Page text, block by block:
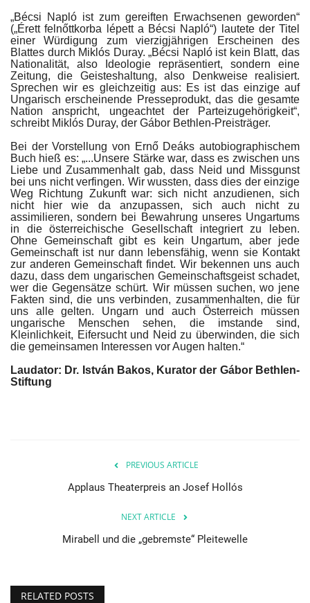
„Bécsi Napló ist zum gereiften Erwachsenen geworden“
(„Érett felnőttkorba lépett a Bécsi Napló“) lautete der Titel
einer Würdigung zum vierzigjährigen Erscheinen des
Blattes durch Miklós Duray. „Bécsi Napló ist kein Blatt, das
Nationalität, also Ideologie repräsentiert, sondern eine
Zeitung, die Geisteshaltung, also Denkweise realisiert.
Sprechen wir es gleichzeitig aus: Es ist das einzige auf
Ungarisch erscheinende Presseprodukt, das die gesamte
Nation anspricht, ungeachtet der Parteizugehörigkeit“,
schreibt Miklós Duray, der Gábor Bethlen-Preisträger.
Bei der Vorstellung von Ernő Deáks autobiographischem
Buch hieß es: „...Unsere Stärke war, dass es zwischen uns
Liebe und Zusammenhalt gab, dass Neid und Missgunst
bei uns nicht verfingen. Wir wussten, dass dies der einzige
Weg Richtung Zukunft war: sich nicht anzudienen, sich
nicht hier wie da anzupassen, sich auch nicht zu
assimilieren, sondern bei Bewahrung unseres Ungartums
in die österreichische Gesellschaft integriert zu leben.
Ohne Gemeinschaft gibt es kein Ungartum, aber jede
Gemeinschaft ist nur dann lebensfähig, wenn sie Kontakt
zur anderen Gemeinschaft findet. Wir bekennen uns auch
dazu, dass dem ungarischen Gemeinschaftsgeist schadet,
wer die Gegensätze schürt. Wir müssen suchen, wo jene
Fakten sind, die uns verbinden, zusammenhalten, die für
uns alle gelten. Ungarn und auch Österreich müssen
ungarische Menschen sehen, die imstande sind,
Kleinlichkeit, Eifersucht und Neid zu überwinden, die sich
die gemeinsamen Interessen vor Augen halten.“
Laudator: Dr. István Bakos, Kurator der Gábor Bethlen-
Stiftung
PREVIOUS ARTICLE
Applaus Theaterpreis an Josef Hollós
NEXT ARTICLE
Mirabell und die „gebremste“ Pleitewelle
RELATED POSTS